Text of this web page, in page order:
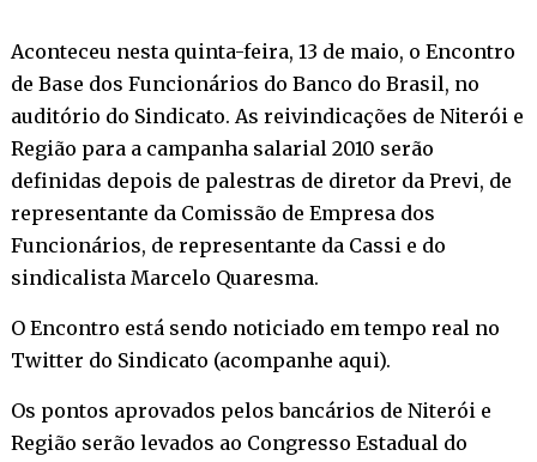
Aconteceu nesta quinta-feira, 13 de maio, o Encontro
de Base dos Funcionários do Banco do Brasil, no
auditório do Sindicato. As reivindicações de Niterói e
Região para a campanha salarial 2010 serão
definidas depois de palestras de diretor da Previ, de
representante da Comissão de Empresa dos
Funcionários, de representante da Cassi e do
sindicalista Marcelo Quaresma.
O Encontro está sendo noticiado em tempo real no
Twitter do Sindicato (acompanhe aqui).
Os pontos aprovados pelos bancários de Niterói e
Região serão levados ao Congresso Estadual do